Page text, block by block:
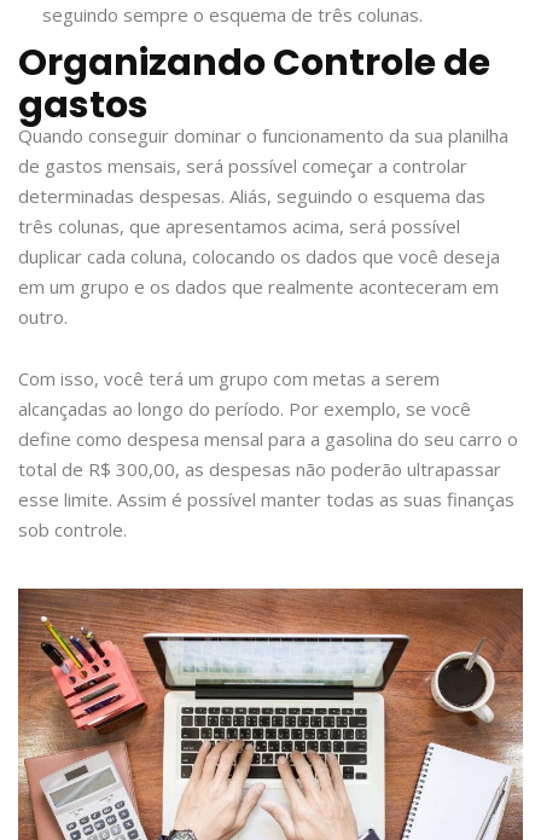
seguindo sempre o esquema de três colunas.
Organizando Controle de
gastos
Quando conseguir dominar o funcionamento da sua planilha
de gastos mensais, será possível começar a controlar
determinadas despesas. Aliás, seguindo o esquema das
três colunas, que apresentamos acima, será possível
duplicar cada coluna, colocando os dados que você deseja
em um grupo e os dados que realmente aconteceram em
outro.
Com isso, você terá um grupo com metas a serem
alcançadas ao longo do período. Por exemplo, se você
define como despesa mensal para a gasolina do seu carro o
total de R$ 300,00, as despesas não poderão ultrapassar
esse limite. Assim é possível manter todas as suas finanças
sob controle.